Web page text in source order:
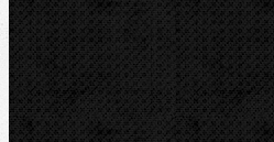
samosvorný. Rychlé
pomocí stupnice na háku.
čelisti a hák lze dokoupit
Maximální dimenze trubky 2˝